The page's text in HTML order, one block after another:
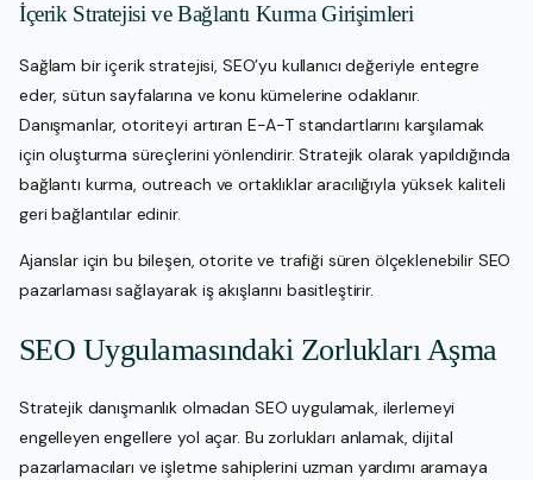
İçerik Stratejisi ve Bağlantı Kurma Girişimleri
Sağlam bir içerik stratejisi, SEO’yu kullanıcı değeriyle entegre
eder, sütun sayfalarına ve konu kümelerine odaklanır.
Danışmanlar, otoriteyi artıran E-A-T standartlarını karşılamak
için oluşturma süreçlerini yönlendirir. Stratejik olarak yapıldığında
bağlantı kurma, outreach ve ortaklıklar aracılığıyla yüksek kaliteli
geri bağlantılar edinir.
Ajanslar için bu bileşen, otorite ve trafiği süren ölçeklenebilir SEO
pazarlaması sağlayarak iş akışlarını basitleştirir.
SEO Uygulamasındaki Zorlukları Aşma
Stratejik danışmanlık olmadan SEO uygulamak, ilerlemeyi
engelleyen engellere yol açar. Bu zorlukları anlamak, dijital
pazarlamacıları ve işletme sahiplerini uzman yardımı aramaya